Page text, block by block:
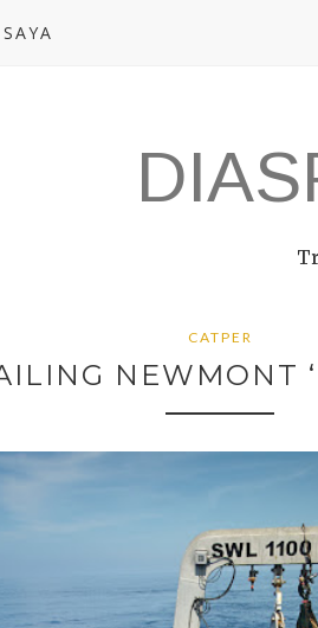
CATPER
NEWMONT